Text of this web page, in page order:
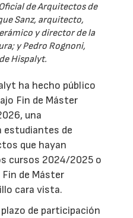
de Arquitectos de
Sanz, arquitecto,
y director de la
y Pedro Rognoni,
Hispalyt.
ha hecho público
Fin de Máster
una
estudiantes de
que hayan
cursos 2024/2025 o
de Máster
cara vista.
de participación